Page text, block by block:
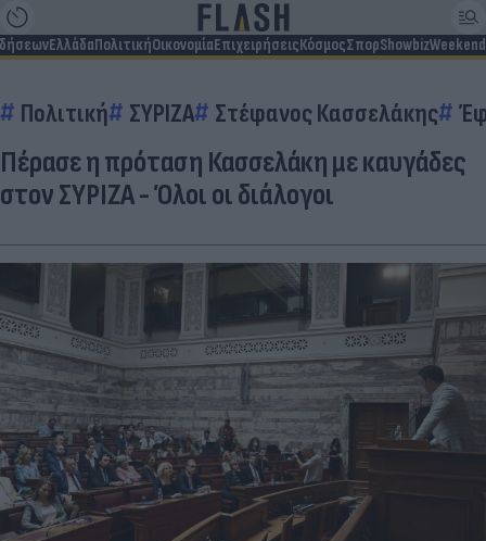
ΕλλάδαΠολιτικήΟικονομίαΕπιχειρήσειςΚόσμοςΣπορShowbizWeekend
Πολιτική ΣΥΡΙΖΑ Στέφανος Κασσελάκης
Πέρασε η πρόταση Κασσελάκη με καυγάδες
στον ΣΥΡΙΖΑ - Όλοι οι διάλογοι